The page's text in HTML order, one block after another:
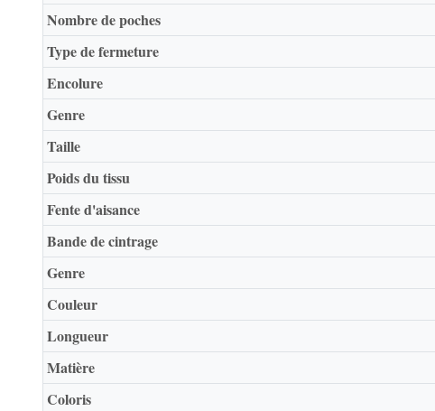
Nombre de poches
Type de fermeture
Encolure
Genre
Taille
Poids du tissu
Fente d'aisance
Bande de cintrage
Genre
Couleur
Longueur
Matière
Coloris